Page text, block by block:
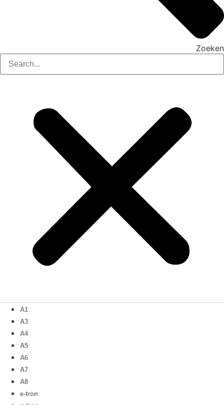
Zoeken
A1
A3
A4
A5
A6
A7
A8
e-tron